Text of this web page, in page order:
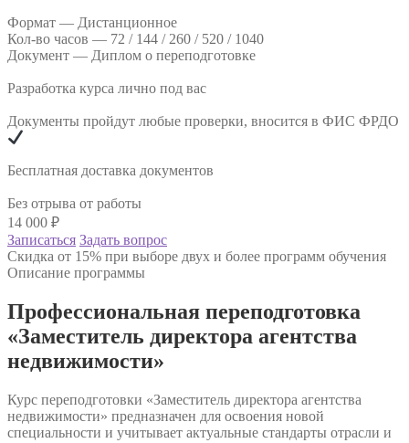
Формат — Дистанционное
Кол-во часов — 72 / 144 / 260 / 520 / 1040
Документ — Диплом о переподготовке
Разработка курса лично под вас
Документы пройдут любые проверки, вносится в ФИС ФРДО
Бесплатная доставка документов
Без отрыва от работы
14 000 ₽
Записаться Задать вопрос
Скидка от 15% при выборе двух и более программ обучения
Описание программы
Профессиональная переподготовка
«Заместитель директора агентства
недвижимости»
Курс переподготовки «Заместитель директора агентства
недвижимости» предназначен для освоения новой
специальности и учитывает актуальные стандарты отрасли и